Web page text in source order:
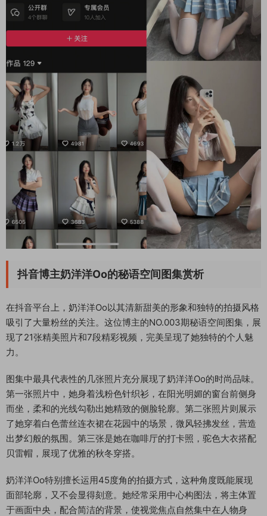
抖音博主奶洋洋Oo的秘语空间图集赏析
在抖音平台上，奶洋洋Oo以其清新甜美的形象和独特的拍摄风格
吸引了大量粉丝的关注。这位博主的NO.003期秘语空间图集，展
现了21张精美照片和7段精彩视频，完美呈现了她独特的个人魅
力。
图集中最具代表性的几张照片充分展现了奶洋洋Oo的时尚品味。
第一张照片中，她身着浅粉色针织衫，在阳光明媚的窗台前侧身
而坐，柔和的光线勾勒出她精致的侧脸轮廓。第二张照片则展示
了她穿着白色蕾丝连衣裙在花园中的场景，微风轻拂发丝，营造
出梦幻般的氛围。第三张是她在咖啡厅的打卡照，驼色大衣搭配
贝雷帽，展现了优雅的秋冬穿搭。
奶洋洋Oo特别擅长运用45度角的拍摄方式，这种角度既能展现
面部轮廓，又不会显得刻意。她经常采用中心构图法，将主体置
于画面中央，配合简洁的背景，使视觉焦点自然集中在人物身